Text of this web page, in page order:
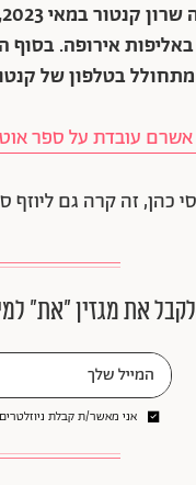
באליפות אירופה.
בטלפון של
עובדת על ספר
גם ליוזף סטאלין מג'3. השבוע
את מגזין ״את״
אני מאשר/ת קבלת